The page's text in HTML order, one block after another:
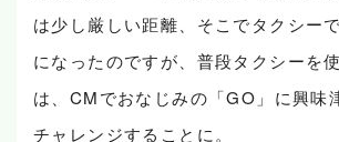
は少し厳しい距離、そこでタクシー
になったのですが、普段タクシーを
は、CMでおなじみの「GO」に興味
チャレンジすることに。